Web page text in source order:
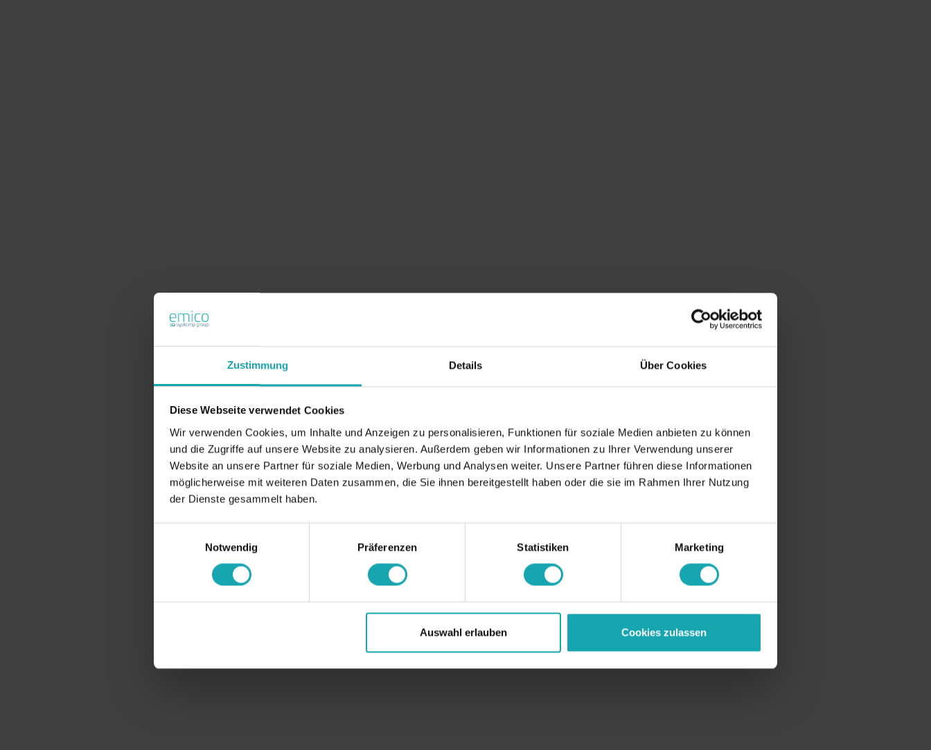
Zustimmung Details Über Cookies
Diese Webseite verwendet Cookies
Wir verwenden Cookies, um Inhalte und Anzeigen zu personalisieren, Funktionen für soziale Medien anbieten zu können
und die Zugriffe auf unsere Website zu analysieren. Außerdem geben wir Informationen zu Ihrer Verwendung unserer
Website an unsere Partner für soziale Medien, Werbung und Analysen weiter. Unsere Partner führen diese Informationen
möglicherweise mit weiteren Daten zusammen, die Sie ihnen bereitgestellt haben oder die sie im Rahmen Ihrer Nutzung
der Dienste gesammelt haben.
Notwendig
Präferenzen Statistiken Marketing
Auswahl erlauben Cookies zulassen